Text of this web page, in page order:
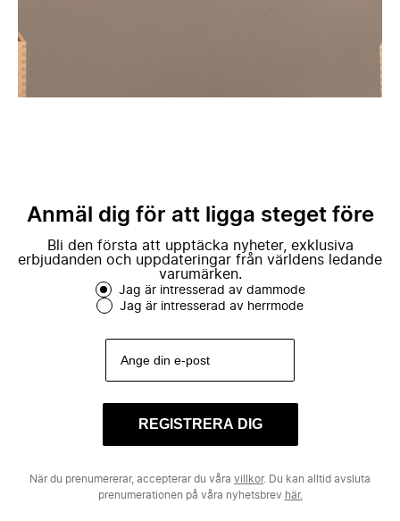
Anmäl dig för att ligga steget före
Bli den första att upptäcka nyheter, exklusiva
erbjudanden och uppdateringar från världens ledande
varumärken.
Jag är intresserad av dammode
Jag är intresserad av herrmode
REGISTRERA DIG
När du prenumererar, accepterar du våra villkor. Du kan alltid avsluta
prenumerationen på våra nyhetsbrev här.